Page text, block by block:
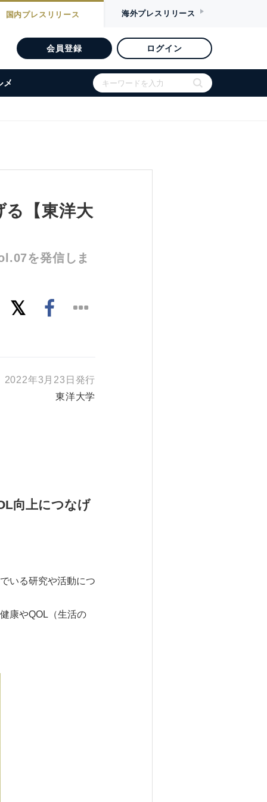
国内プレスリリース 海外プレスリリース
会員登録 ログイン
メ
る【東洋大
を発信しま
2022年3月23日発行
東洋大学
向上につなげ
いる研究や活動につ
康やQOL（生活の